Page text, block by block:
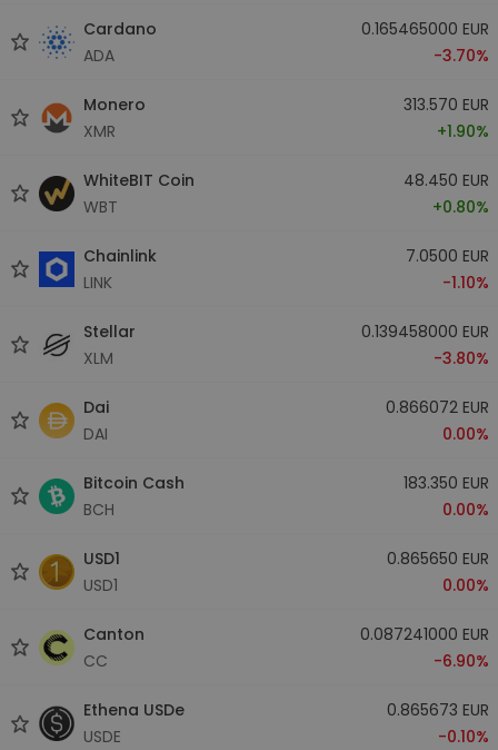
Cardano
ADA
0.165465000 EUR
-3.70%
Monero
XMR
313.570 EUR
+1.90%
WhiteBIT Coin
WBT
48.450 EUR
+0.80%
Chainlink
LINK
7.0500 EUR
-1.10%
Stellar
XLM
0.139458000 EUR
-3.80%
Dai
DAI
0.866072 EUR
0.00%
Bitcoin Cash
BCH
183.350 EUR
0.00%
USD1
USD1
0.865650 EUR
0.00%
Canton
CC
0.087241000 EUR
-6.90%
Ethena USDe
USDE
0.865673 EUR
-0.10%